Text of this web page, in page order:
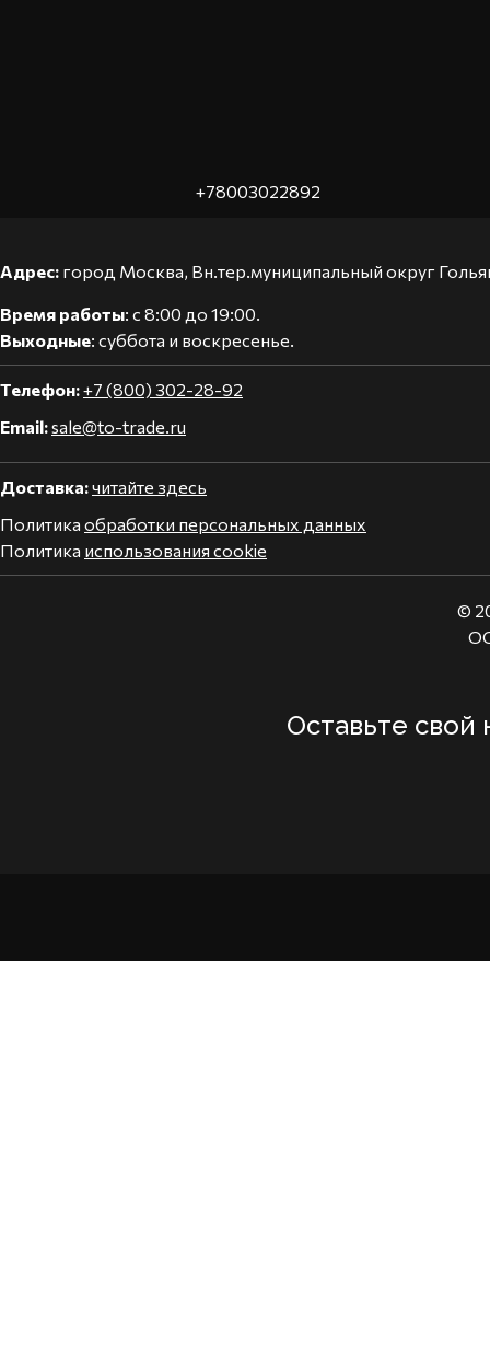
+78003022892
Адрес: город Москва, Вн.тер.муниципальный округ
Время работы: с 8:00 до 19:00.
Выходные: суббота и воскресенье.
Телефон:+7 (800) 302-28-92
Email:sale@to-trade.ru
Доставка:читайте здесь
Политика обработки персональных данных
Политика использования cookie
©
Оставьте